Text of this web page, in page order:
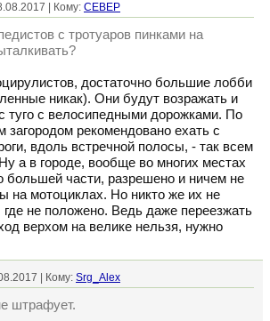
| Кому: CEBEP
с тротуаров пинками на
достаточно большие лобби
никак). Они будут возражать и
туго с велосипедными дорожками. По
рекомендовано ехать с
вдоль встречной полосы, - так всем
а в городе, вообще во многих местах
большей части, разрешено и ничем не
на мотоциклах. Но никто же их не
не положено. Ведь даже переезжать
верхом на велике нельзя, нужно
| Кому: Srg_Alex
штрафует.